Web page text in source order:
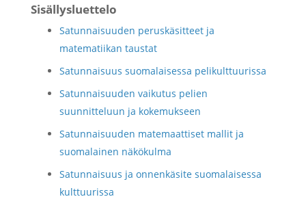
Sisällysluettelo
Satunnaisuuden peruskäsitteet ja
matematiikan taustat
Satunnaisuus suomalaisessa pelikulttuurissa
Satunnaisuuden vaikutus pelien
suunnitteluun ja kokemukseen
Satunnaisuuden matemaattiset mallit ja
suomalainen näkökulma
Satunnaisuus ja onnenkäsite suomalaisessa
kulttuurissa